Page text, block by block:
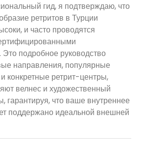
гид, я подтверждаю, что
ретритов в Турции
и часто проводятся
подробное руководство
направления, популярные
конкретные ретрит-центры,
велнес и художественный
гарантируя, что ваше внутреннее
поддержано идеальной внешней